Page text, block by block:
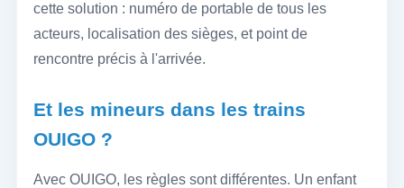
cette solution : numéro de portable de tous les
acteurs, localisation des sièges, et point de
rencontre précis à l'arrivée.
Et les mineurs dans les trains
OUIGO ?
Avec OUIGO, les règles sont différentes. Un enfant